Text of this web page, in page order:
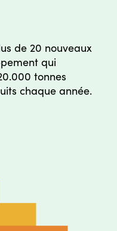
de 20 nouveaux
qui
tonnes
chaque année.